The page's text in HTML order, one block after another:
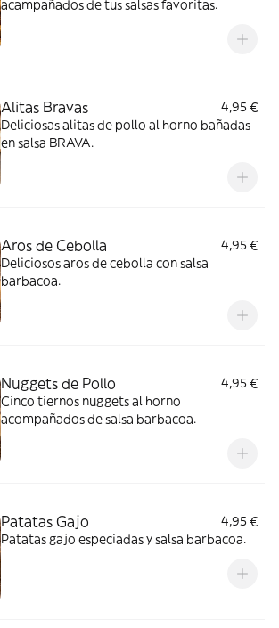
acampañados de tus salsas favoritas.
Alitas Bravas
4,95 €
Deliciosas alitas de pollo al horno bañadas
en salsa BRAVA.
Aros de Cebolla
4,95 €
Deliciosos aros de cebolla con salsa
barbacoa.
Nuggets de Pollo
4,95 €
Cinco tiernos nuggets al horno
acompañados de salsa barbacoa.
Patatas Gajo
4,95 €
Patatas gajo especiadas y salsa barbacoa.